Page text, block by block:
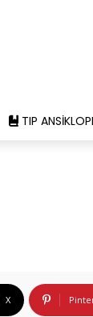
TIP
X